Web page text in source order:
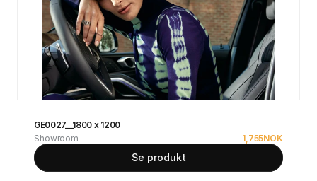
GE0027__1800 x 1200
Showroom
1,755NOK
Se produkt